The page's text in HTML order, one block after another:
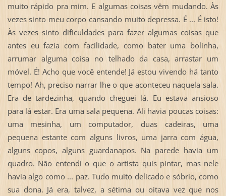
muito rápido pra mim. E algumas coisas vêm mudando. Às
vezes sinto meu corpo cansando muito depressa. É ... É isto!
Às vezes sinto dificuldades para fazer algumas coisas que
antes eu fazia com facilidade, como bater uma bolinha,
arrumar alguma coisa no telhado da casa, arrastar um
móvel. É! Acho que você entende! Já estou vivendo há tanto
tempo! Ah, preciso narrar lhe o que aconteceu naquela sala.
Era de tardezinha, quando cheguei lá. Eu estava ansioso
para lá estar. Era uma sala pequena. Ali havia poucas coisas:
uma mesinha, um computador, duas cadeiras, uma
pequena estante com alguns livros, uma jarra com água,
alguns copos, alguns guardanapos. Na parede havia um
quadro. Não entendi o que o artista quis pintar, mas nele
havia algo como ... paz. Tudo muito delicado e sóbrio, como
sua dona. Já era, talvez, a sétima ou oitava vez que nos